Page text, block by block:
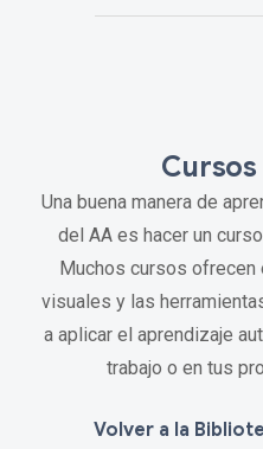
Una buena manera de
del AA es hacer un
Muchos cursos
visuales y las
a aplicar el aprendizaje
trabajo o en tus
Volver a la